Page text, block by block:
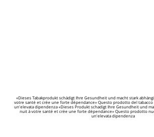
«Dieses Tabakprodukt schädigt Ihre Gesundheit und macht stark
votre santé et crée une forte dépendance» Questo prodotto del tabacco
un'elevata dipendenza «Dieses Produkt schadigt Ihre Gesundheit und
nuit à votre santé et crée une forte dépendance» Questo prodotto
un'elevata dipendenza